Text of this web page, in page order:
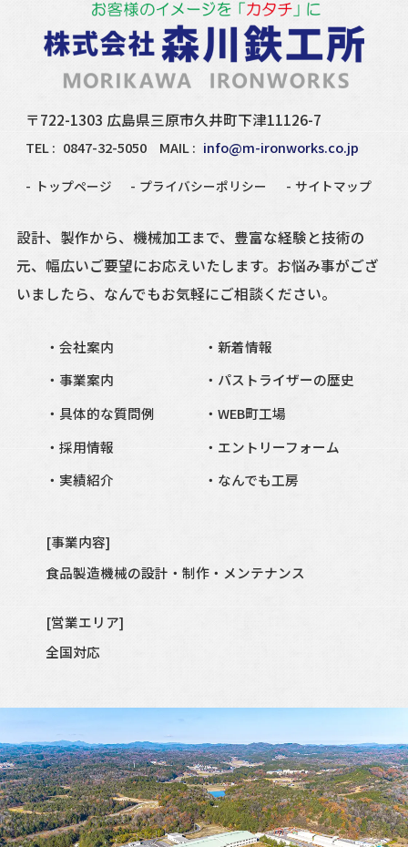
〒722-1303 広島県三原市久井町下津11126-7
TEL : 0847-32-5050 MAIL : info@m-ironworks.co.jp
トップページ プライバシーポリシー サイトマップ
設計、製作から、機械加工まで、豊富な経験と技術の
元、 幅広いご要望にお応えいたします。 お悩み事がござ
いましたら、 なんでもお気軽にご相談ください。
会社案内
新着情報
事業案内
パストライザーの歴史
具体的な質問例
WEB町工場
採用情報
エントリーフォーム
実績紹介
なんでも工房
[事業内容]
食品製造機械の設計・制作・メンテナンス
[営業エリア]
全国対応